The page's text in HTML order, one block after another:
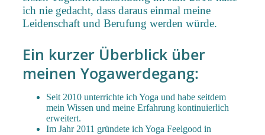
ich nie gedacht, dass daraus einmal meine
Leidenschaft und Berufung werden würde.
Ein kurzer Überblick über
meinen Yogawerdegang:
Seit 2010 unterrichte ich Yoga und habe seitdem
mein Wissen und meine Erfahrung kontinuierlich
erweitert.
Im Jahr 2011 gründete ich Yoga Feelgood in